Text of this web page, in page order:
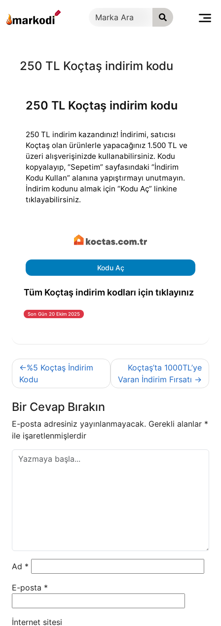
geç
250 TL Koçtaş indirim kodu
250 TL Koçtaş indirim kodu
250 TL indirim kazandınız! İndirimi, satıcısı
Koçtaş olan ürünlerle yapacağınız 1.500 TL ve
üzeri alışverişinizde kullanabilirsiniz. Kodu
kopyalayıp, “Sepetim” sayfasındaki “İndirim
Kodu Kullan” alanına yapıştırmayı unutmayın.
İndirim kodunu almak için “Kodu Aç” linkine
tıklayabilirsiniz.
Kodu Aç
Tüm Koçtaş indirim kodları için tıklayınız
Son Gün 20 Ekim 2025
Yazı
gezinmesi
%5 Koçtaş İndirim
Kodu
Koçtaş’ta 1000TL’ye
Varan İndirim Fırsatı
Bir Cevap Bırakın
E-posta adresiniz yayınlanmayacak. Gerekli alanlar *
ile işaretlenmişlerdir
Ad *
E-posta *
İnternet sitesi